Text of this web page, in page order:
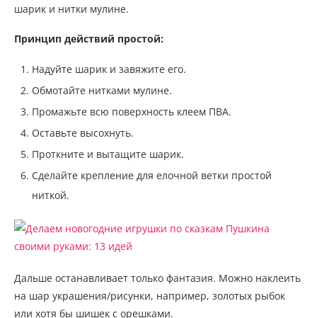
шарик и нитки мулине.
Принцип действий простой:
Надуйте шарик и завяжите его.
Обмотайте нитками мулине.
Промажьте всю поверхность клеем ПВА.
Оставьте высохнуть.
Проткните и вытащите шарик.
Сделайте крепление для елочной ветки простой
ниткой.
Дальше останавливает только фантазия. Можно наклеить
на шар украшения/рисунки, например, золотых рыбок
или хотя бы шишек с орешками.